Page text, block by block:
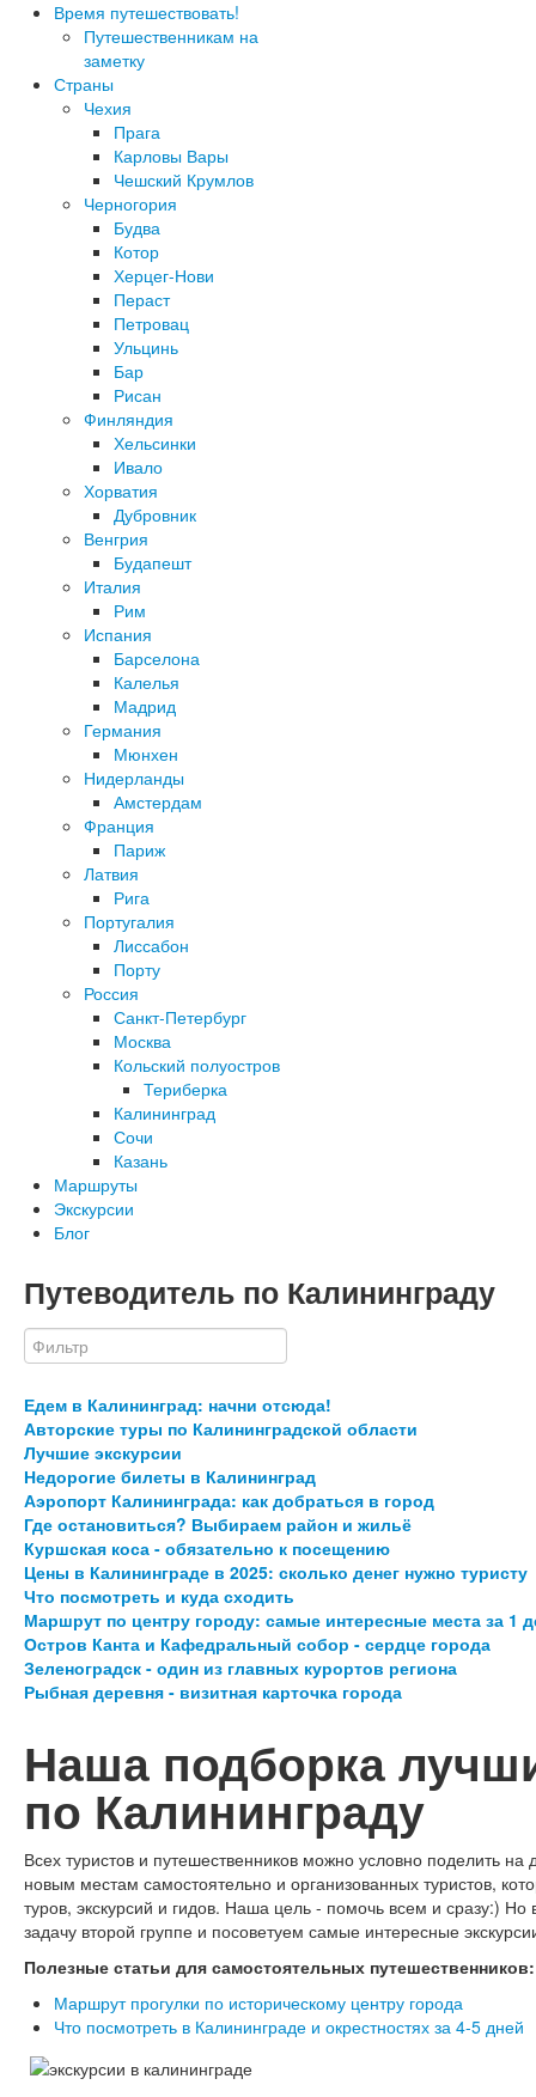
Время путешествовать!
Путешественникам на
заметку
Страны
Чехия
Прага
Карловы Вары
Чешский Крумлов
Черногория
Будва
Котор
Херцег-Нови
Пераст
Петровац
Ульцинь
Бар
Рисан
Финляндия
Хельсинки
Ивало
Хорватия
Дубровник
Венгрия
Будапешт
Италия
Рим
Испания
Барселона
Калелья
Мадрид
Германия
Мюнхен
Нидерланды
Амстердам
Франция
Париж
Латвия
Рига
Португалия
Лиссабон
Порту
Россия
Санкт-Петербург
Москва
Кольский полуостров
Териберка
Калининград
Сочи
Казань
Маршруты
Экскурсии
Блог
Путеводитель по Калининграду
Едем в Калининград: начни отсюда!
Авторские туры по Калининградской области
Лучшие экскурсии
Недорогие билеты в Калининград
Аэропорт Калининграда: как добраться в город
Где остановиться? Выбираем район и жильё
Куршская коса - обязательно к посещению
Цены в Калининграде в 2025: сколько денег нужно туристу
Что посмотреть и куда сходить
Маршрут по центру городу: самые интересные места за 1
Остров Канта и Кафедральный собор - сердце города
Зеленоградск - один из главных курортов региона
Рыбная деревня - визитная карточка города
Наша подборка
по Калининграду
Всех туристов и путешественников можно условно поделить на
новым местам самостоятельно и организованных туристов,
туров, экскурсий и гидов. Наша цель - помочь всем и сразу:) Но
задачу второй группе и посоветуем самые интересные
Полезные статьи для самостоятельных путешественников:
Маршрут прогулки по историческому центру города
Что посмотреть в Калининграде и окрестностях за 4-5 дней